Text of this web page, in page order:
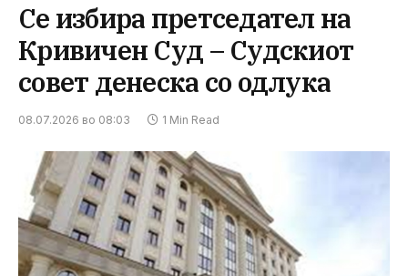
Се избира претседател на
Кривичен Суд – Судскиот
совет денеска со одлука
08.07.2026 во 08:03 1 Min Read